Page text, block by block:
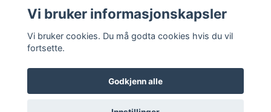
Sosiale medier
© 2026 Urmaker Karoliussen Powered by Quickbutik
Vi bruker informasjonskapsler
Vi bruker cookies. Du må godta cookies hvis du vil
fortsette.
Godkjenn alle